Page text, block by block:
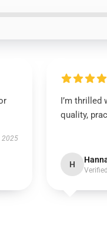
2025
I’m thrilled
quality,
H